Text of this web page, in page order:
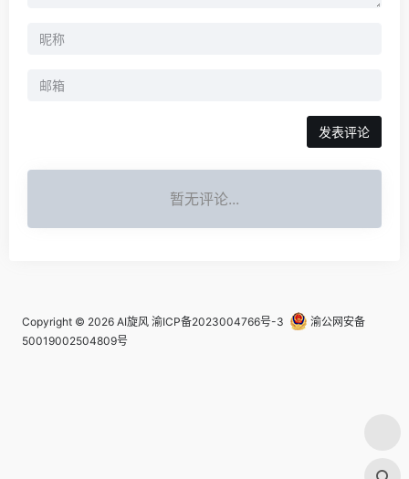
发表评论
暂无评论...
Copyright © 2026 AI旋风 渝ICP备2023004766号-3
渝公网安备
50019002504809号